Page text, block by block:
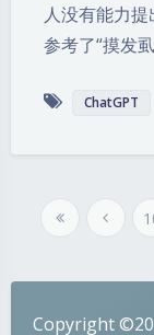
夜间模式
人没有能力
参考了“摸发
ChatGPT
Copyright